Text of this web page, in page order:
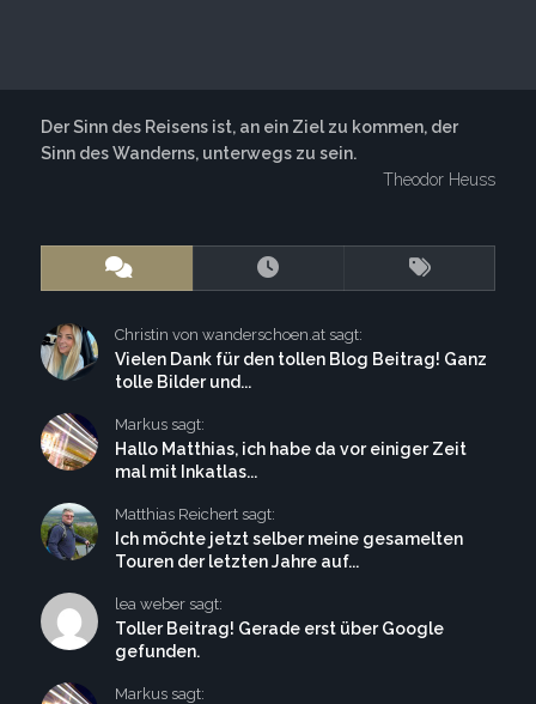
Der Sinn des Reisens ist, an ein Ziel zu kommen, der
Sinn des Wanderns, unterwegs zu sein.
Theodor Heuss
Christin von wanderschoen.at sagt:
Vielen Dank für den tollen Blog Beitrag! Ganz
tolle Bilder und...
Markus sagt:
Hallo Matthias, ich habe da vor einiger Zeit
mal mit Inkatlas...
Matthias Reichert sagt:
Ich möchte jetzt selber meine gesamelten
Touren der letzten Jahre auf...
lea weber sagt:
Toller Beitrag! Gerade erst über Google
gefunden.
Markus sagt: